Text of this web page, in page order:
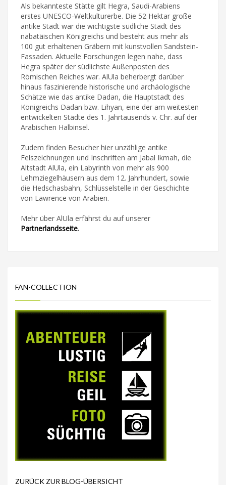
Als bekannteste Stätte gilt Hegra, Saudi-Arabiens
erstes UNESCO-Weltkulturerbe. Die 52 Hektar große
antike Stadt war die wichtigste südliche Stadt des
nabatäischen Königreichs und besteht aus mehr als
100 gut erhaltenen Gräbern mit kunstvollen Sandstein-
Fassaden. Aktuelle Forschungen legen nahe, dass
Hegra später der südlichste Außenposten des
Römischen Reiches war. AlUla beherbergt darüber
hinaus faszinierende historische und archäologische
Schätze wie das antike Dadan, die Hauptstadt des
Königreichs Dadan bzw. Lihyan, eine der am weitesten
entwickelten Städte des 1. Jahrtausends v. Chr. auf der
Arabischen Halbinsel.
Zudem finden Besucher hier unzählige antike
Felszeichnungen und Inschriften am Jabal Ikmah, die
Altstadt AlUla, ein Labyrinth von mehr als 900
Lehmziegelhäusern aus dem 12. Jahrhundert, sowie
die Hedschasbahn, Schlüsselstelle in der Geschichte
von Lawrence von Arabien.
Mehr über AlUla erfährst du auf unserer
Partnerlandsseite.
FAN-COLLECTION
ZURÜCK ZUR BLOG-ÜBERSICHT